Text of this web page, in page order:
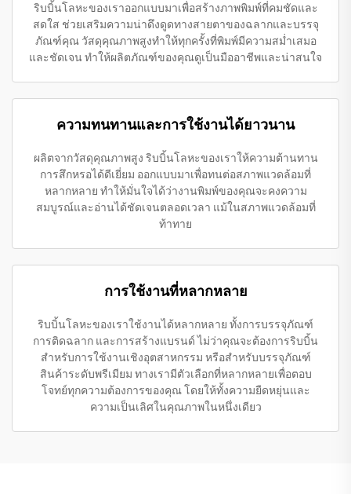
ริบบิ้นโลหะของเราออกแบบมาเพื่อสร้างภาพพิมพ์ที่คมชัดและ
สดใส ช่วยเสริมความน่าดึงดูดทางสายตาของฉลากและบรรจุ
ภัณฑ์คุณ วัสดุคุณภาพสูงทำให้ทุกครั้งที่พิมพ์มีความสม่ำเสมอ
และชัดเจน ทำให้ผลิตภัณฑ์ของคุณดูเป็นมืออาชีพและน่าสนใจ
ความทนทานและการใช้งานได้ยาวนาน
ผลิตจากวัสดุคุณภาพสูง ริบบิ้นโลหะของเราให้ความต้านทาน
การสึกหรอได้ดีเยี่ยม ออกแบบมาเพื่อทนต่อสภาพแวดล้อมที่
หลากหลาย ทำให้มั่นใจได้ว่างานพิมพ์ของคุณจะคงความ
สมบูรณ์และอ่านได้ชัดเจนตลอดเวลา แม้ในสภาพแวดล้อมที่
ท้าทาย
การใช้งานที่หลากหลาย
ริบบิ้นโลหะของเราใช้งานได้หลากหลาย ทั้งการบรรจุภัณฑ์
การติดฉลาก และการสร้างแบรนด์ ไม่ว่าคุณจะต้องการริบบิ้น
สำหรับการใช้งานเชิงอุตสาหกรรม หรือสำหรับบรรจุภัณฑ์
สินค้าระดับพรีเมียม ทางเรามีตัวเลือกที่หลากหลายเพื่อตอบ
โจทย์ทุกความต้องการของคุณ โดยให้ทั้งความยืดหยุ่นและ
ความเป็นเลิศในคุณภาพในหนึ่งเดียว